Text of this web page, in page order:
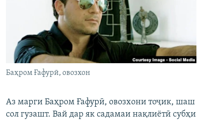
Баҳром Ғафурӣ, овозхон
Аз марги Баҳром Ғафурӣ, овозхони тоҷик, шаш
сол гузашт. Вай дар як садамаи нақлиётӣ субҳи